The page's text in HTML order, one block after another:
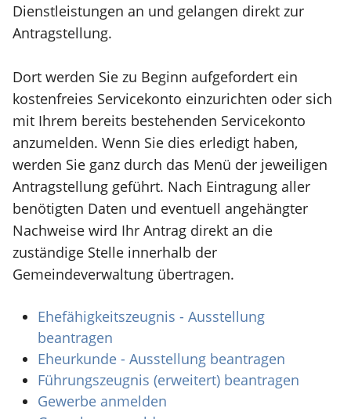
Dienstleistungen an und gelangen direkt zur
Antragstellung.
Dort werden Sie zu Beginn aufgefordert ein
kostenfreies Servicekonto einzurichten oder sich
mit Ihrem bereits bestehenden Servicekonto
anzumelden. Wenn Sie dies erledigt haben,
werden Sie ganz durch das Menü der jeweiligen
Antragstellung geführt. Nach Eintragung aller
benötigten Daten und eventuell angehängter
Nachweise wird Ihr Antrag direkt an die
zuständige Stelle innerhalb der
Gemeindeverwaltung übertragen.
Ehefähigkeitszeugnis - Ausstellung
beantragen
Eheurkunde - Ausstellung beantragen
Führungszeugnis (erweitert) beantragen
Gewerbe anmelden